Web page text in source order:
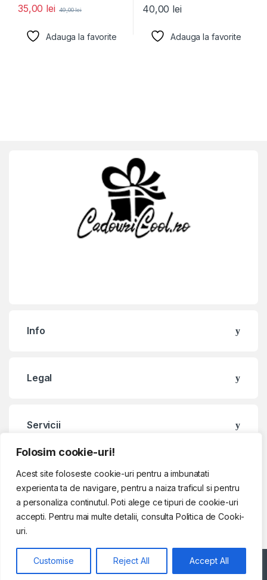
Folosim cookie-uri!
Acest site foloseste cookie-uri pentru a imbunatati
experienta ta de navigare, pentru a naiza traficul si pentru
a personaliza continutul. Poti alege ce tipuri de cookie-uri
accepti. Pentru mai multe detalii, consulta Politica de Cooki-
uri.
Customise Reject All Accept All
35,00 lei 49,00lei
Adauga la favorite
40,00 lei
Adauga la favorite
Info
Legal
Servicii
Contact & Program